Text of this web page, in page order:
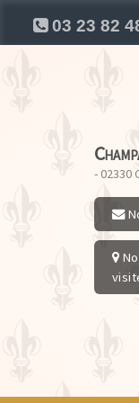
03 23 82
- 02330